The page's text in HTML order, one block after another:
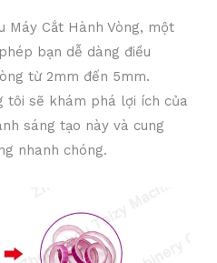
Máy Cắt Hành Vòng, một
bạn dễ dàng điều
từ 2mm đến 5mm.
tôi sẽ khám phá lợi ích của
sáng tạo này và cung
nhanh chóng.